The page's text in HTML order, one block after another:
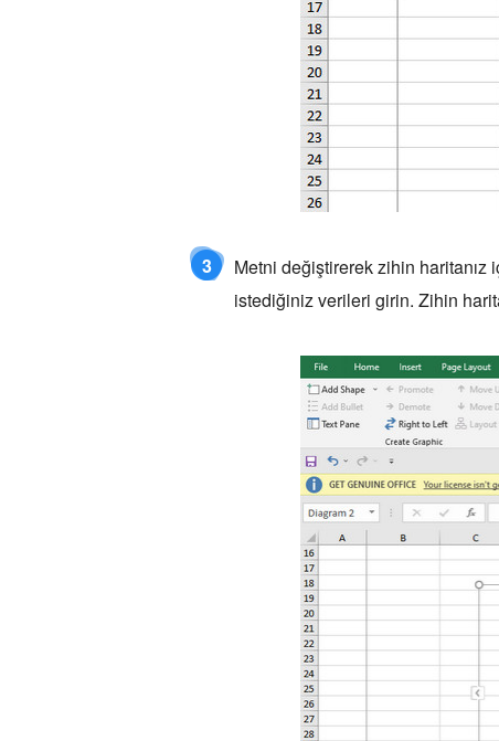
3 Metni değiştirerek zihin haritanız
istediğiniz verileri girin. Zihin